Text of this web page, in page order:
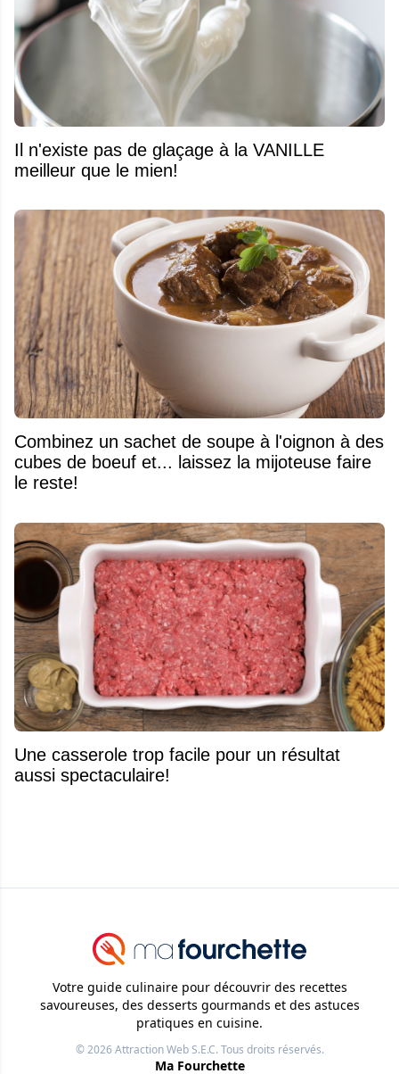
Il n'existe pas de glaçage à la VANILLE
meilleur que le mien!
Combinez un sachet de soupe à l'oignon à des
cubes de boeuf et... laissez la mijoteuse faire
le reste!
Une casserole trop facile pour un résultat
aussi spectaculaire!
Votre guide culinaire pour découvrir des recettes
savoureuses, des desserts gourmands et des astuces
pratiques en cuisine.
© 2026Attraction Web S.E.C.Tous droits réservés.
Ma Fourchette